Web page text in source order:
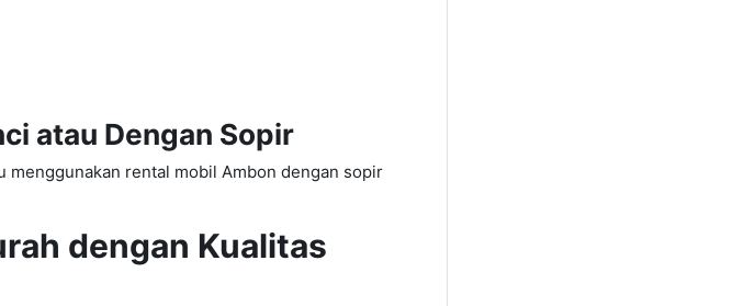
atau Dengan Sopir
rental mobil Ambon dengan sopir
dengan Kualitas